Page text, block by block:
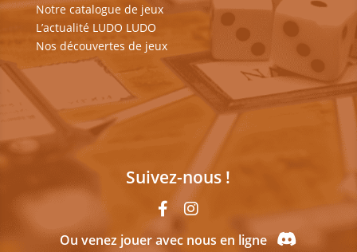
Notre catalogue de jeux
L’actualité LUDO LUDO
Nos découvertes de jeux
Suivez-nous !
Ou venez jouer avec nous en ligne